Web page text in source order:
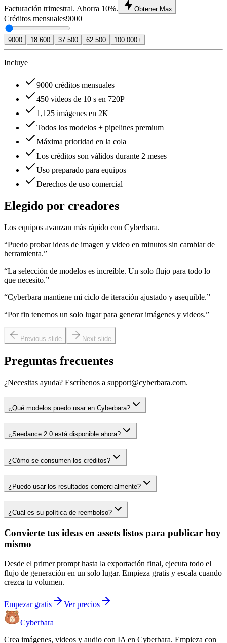
Facturación trimestral. Ahorra 10%.
Obtener Max
Créditos mensuales9000
9000 18.600 37.500 62.500 100.000+
Incluye
9000 créditos mensuales
450 videos de 10 s en 720P
1,125 imágenes en 2K
Todos los modelos + pipelines premium
Máxima prioridad en la cola
Los créditos son válidos durante 2 meses
Uso preparado para equipos
Derechos de uso comercial
Elegido por creadores
Los equipos avanzan más rápido con Cyberbara.
“Puedo probar ideas de imagen y video en minutos sin cambiar de
herramienta.”
“La selección de modelos es increíble. Un solo flujo para todo lo
que necesito.”
“Cyberbara mantiene mi ciclo de iteración ajustado y asequible.”
“Por fin tenemos un solo lugar para generar imágenes y videos.”
Previous slide Next slide
Preguntas frecuentes
¿Necesitas ayuda? Escríbenos a support@cyberbara.com.
¿Qué modelos puedo usar en Cyberbara?
¿Seedance 2.0 está disponible ahora?
¿Cómo se consumen los créditos?
¿Puedo usar los resultados comercialmente?
¿Cuál es su política de reembolso?
Convierte tus ideas en assets listos para publicar hoy
mismo
Desde el primer prompt hasta la exportación final, ejecuta todo el
flujo de generación en un solo lugar. Empieza gratis y escala cuando
crezca tu volumen.
Empezar gratis Ver precios
Cyberbara
Crea imágenes, videos y audio con IA en Cyberbara. Empieza con